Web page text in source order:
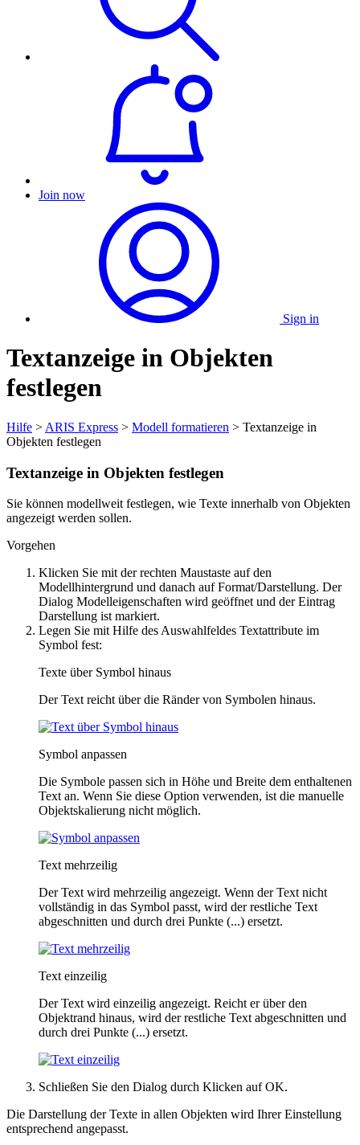
Join now
Sign in
Textanzeige in Objekten
festlegen
Hilfe > ARIS Express > Modell formatieren > Textanzeige in
Objekten festlegen
Textanzeige in Objekten festlegen
Sie können modellweit festlegen, wie Texte innerhalb von Objekten
angezeigt werden sollen.
Vorgehen
Klicken Sie mit der rechten Maustaste auf den
Modellhintergrund und danach aufFormat/Darstellung. Der
Dialog Modelleigenschaften wird geöffnet und der Eintrag
Darstellung ist markiert.
Legen Sie mit Hilfe des Auswahlfeldes Textattribute im
Symbol fest:
Texte über Symbol hinaus
Der Text reicht über die Ränder von Symbolen hinaus.
Symbol anpassen
Die Symbole passen sich in Höhe und Breite dem enthaltenen
Text an. Wenn Sie diese Option verwenden, ist die manuelle
Objektskalierung nicht möglich.
Text mehrzeilig
Der Text wird mehrzeilig angezeigt. Wenn der Text nicht
vollständig in das Symbol passt, wird der restliche Text
abgeschnitten und durch drei Punkte (...) ersetzt.
Text einzeilig
Der Text wird einzeilig angezeigt. Reicht er über den
Objektrand hinaus, wird der restliche Text abgeschnitten und
durch drei Punkte (...) ersetzt.
Schließen Sie den Dialog durch Klicken aufOK.
Die Darstellung der Texte in allen Objekten wird Ihrer Einstellung
entsprechend angepasst.